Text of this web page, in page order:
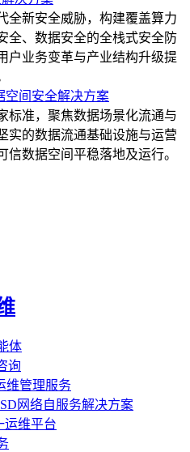
全新安全威胁，构建覆盖算力
全、数据安全的全栈式安全防
户业务变革与产业结构升级提
空间安全解决方案
标准，聚焦数据场景化流通与
实的数据流通基础设施与运营
信数据空间平稳落地及运行。
体
询
维管理服务
网络自服务解决方案
运维平台